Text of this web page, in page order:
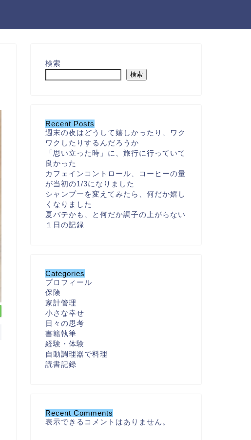
検索
検索
Recent Posts
週末の夜はどうして嬉しかったり、ワク
ワクしたりするんだろうか
「思い立った時」に、旅行に行っていて
良かった
カフェインコントロール、コーヒーの量
が当初の1/3になりました
シャンプーを変えてみたら、何だか嬉し
くなりました
夏バテかも、と何だか調子の上がらない
１日の記録
Categories
プロフィール
保険
家計管理
小さな幸せ
日々の思考
書籍執筆
経験・体験
自動調理器で料理
読書記録
Recent Comments
表示できるコメントはありません。